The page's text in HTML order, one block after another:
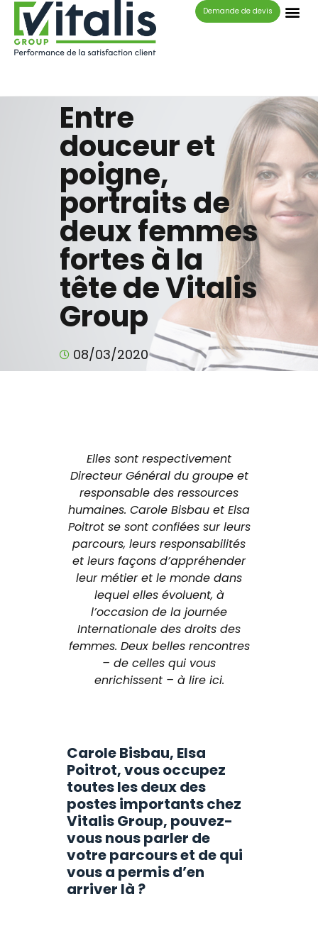
Panneau de gestion des cookies Demande de devis
Entre
douceur et
poigne,
portraits de
deux femmes
fortes à la
tête de Vitalis
Group
08/03/2020
Elles sont respectivement
Directeur Général du groupe et
responsable des ressources
humaines. Carole Bisbau et Elsa
Poitrot se sont confiées sur leurs
parcours, leurs responsabilités
et leurs façons d’appréhender
leur métier et le monde dans
lequel elles évoluent, à
l’occasion de la journée
Internationale des droits des
femmes. Deux belles rencontres
– de celles qui vous
enrichissent – à lire ici.
Carole Bisbau, Elsa
Poitrot, vous occupez
toutes les deux des
postes importants chez
Vitalis Group, pouvez-
vous nous parler de
votre parcours et de qui
vous a permis d’en
arriver là ?